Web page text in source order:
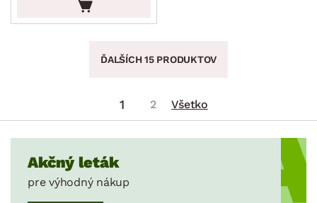
ĎALŠÍCH 15 PRODUKTOV
1 2 Všetko
Akčný leták
pre výhodný nákup